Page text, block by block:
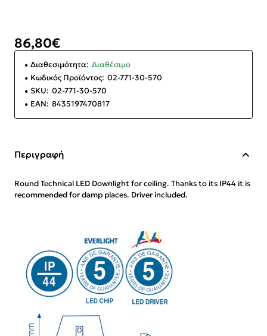
86,80€
Διαθεσιμότητα: Διαθέσιμο
Κωδικός Προϊόντος: 02-771-30-570
SKU: 02-771-30-570
EAN: 8435197470817
Περιγραφή
Round Technical LED Downlight for ceiling. Thanks to its IP44 it is
recommended for damp places. Driver included.